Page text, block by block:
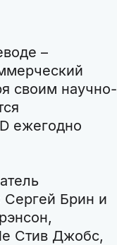
–
своим научно-
ежегодно
Сергей Брин и
Стив Джобс,